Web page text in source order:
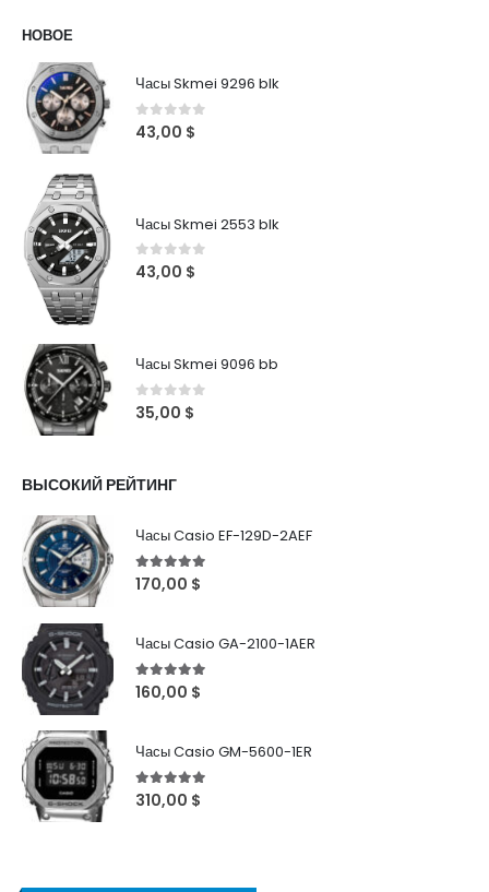
НОВОЕ
Часы Skmei 9296 blk
0 out of 5
43,00 $
Часы Skmei 2553 blk
0 out of 5
43,00 $
Часы Skmei 9096 bb
0out of 5
35,00 $
ВЫСОКИЙ РЕЙТИНГ
Часы Casio EF-129D-2AEF
5out of 5
170,00 $
Часы Casio GA-2100-1AER
5out of 5
160,00 $
Часы Casio GM-5600-1ER
5out of 5
310,00 $